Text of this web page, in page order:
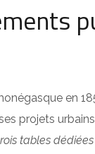
en
projets
tables